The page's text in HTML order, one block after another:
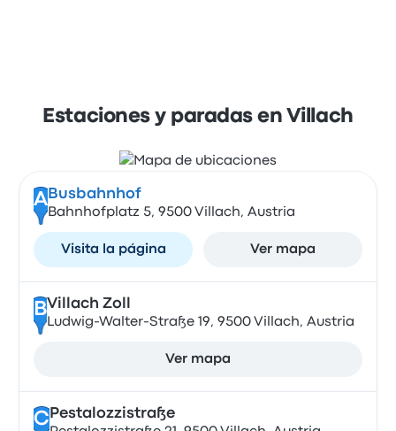
Estaciones y paradas en Villach
A Busbahnhof
Bahnhofplatz 5, 9500 Villach, Austria
Visita la página Ver mapa
BVillach Zoll
Ludwig-Walter-Straße 19, 9500 Villach, Austria
Ver mapa
CPestalozzistraße